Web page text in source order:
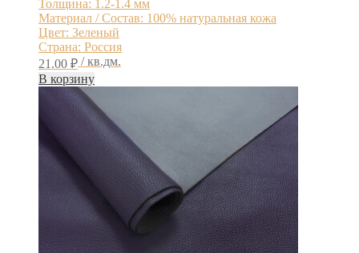
Толщина: 1.2-1.4 мм
Материал / Состав: 100% натуральная кожа
Цвет: Зеленый
Страна: Россия
21.00 ₽ / кв.дм.
В корзину